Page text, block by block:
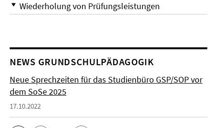
Wiederholung von Prüfungsleistungen
NEWS GRUNDSCHULPÄDAGOGIK
Neue Sprechzeiten für das Studienbüro GSP/SOP vor
dem SoSe 2025
17.10.2022